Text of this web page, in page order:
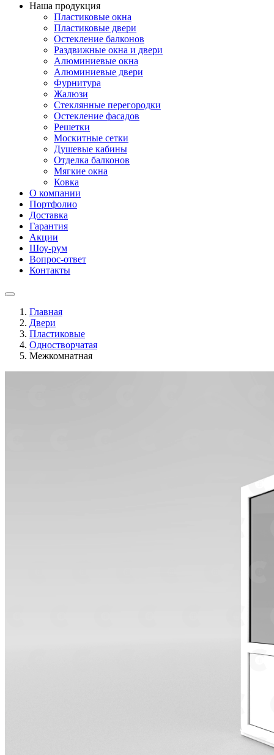
Наша продукция
Пластиковые окна
Пластиковые двери
Остекление балконов
Раздвижные окна и двери
Алюминиевые окна
Алюминиевые двери
Фурнитура
Жалюзи
Стеклянные перегородки
Остекление фасадов
Решетки
Москитные сетки
Душевые кабины
Отделка балконов
Мягкие окна
Ковка
О компании
Портфолио
Доставка
Гарантия
Акции
Шоу-рум
Вопрос-ответ
Контакты
Главная
Двери
Пластиковые
Одностворчатая
Межкомнатная